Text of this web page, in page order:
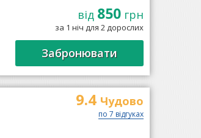
від 850грн
за 1 ніч для 2 дорослих
Забронювати
9.4 Чудово
по 7 відгуках